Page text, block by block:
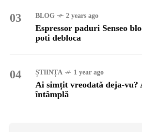
03 BLOG 2 years ago
Espressor paduri Senseo
poti debloca
04 ȘTIINȚA 1 year ago
Ai simțit vreodată deja-vu?
întâmplă